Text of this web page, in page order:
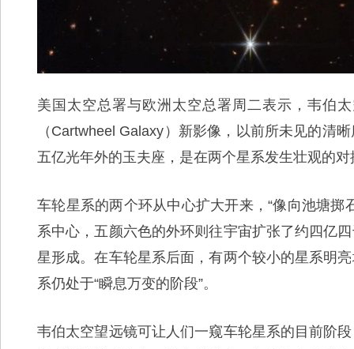
美国太空总署与欧洲太空总署周二表示，韦伯
（Cartwheel Galaxy）新影像，以前所未见的清
五亿光年外的玉夫座，是在两个星系发生壮观的
车轮星系的两个环从中心扩大开来，“像向池塘
系中心，五颜六色的外环则往宇宙扩张了约四亿
星形成。在车轮星系后面，有两个较小的星系明
系仍处于“瞬息万变的阶段”。
韦伯太空望远镜可让人们一窥车轮星系的目前阶